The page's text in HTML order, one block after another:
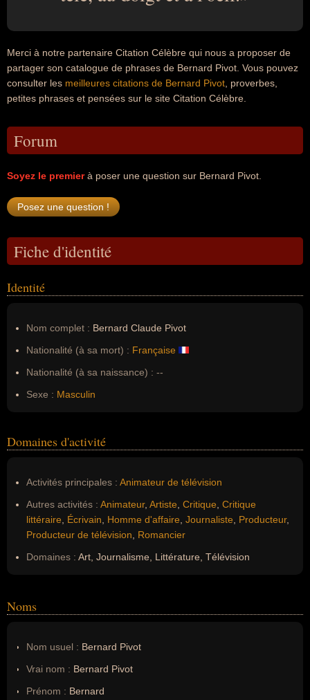
Merci à notre partenaire Citation Célèbre qui nous a proposer de
partager son catalogue de phrases de Bernard Pivot. Vous pouvez
consulter les meilleures citations de Bernard Pivot , proverbes,
petites phrases et pensées sur le site Citation Célèbre.
Forum
Soyez le premierà poser une question sur Bernard Pivot.
Fiche d'identité
Identité
Nom complet : Bernard Claude Pivot
Nationalité (à sa mort) : Française
Nationalité (à sa naissance) : --
Sexe : Masculin
Domaines d'activité
Activités principales : Animateur de télévision
Autres activités : Animateur, Artiste Critique Critique
littéraire
Écrivain Homme d'affaire Journaliste Producteur,
Producteur de télévision
Romancier
Domaines : Art, Journalisme, Littérature, Télévision
Noms
Nom usuel : Bernard Pivot
Vrai nom : Bernard Pivot
Prénom : Bernard